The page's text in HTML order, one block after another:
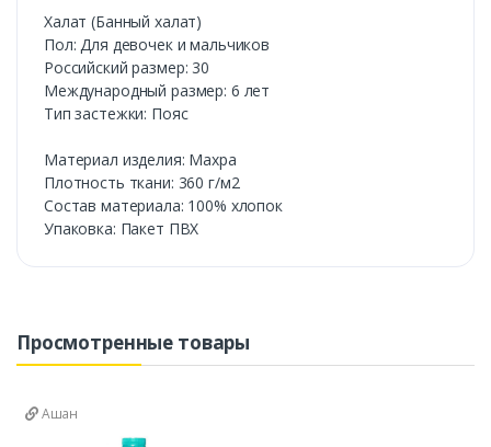
Халат (Банный халат)
Пол: Для девочек и мальчиков
Российский размер: 30
Международный размер: 6 лет
Тип застежки: Пояс
Материал изделия: Махра
Плотность ткани: 360 г/м2
Состав материала: 100% хлопок
Упаковка: Пакет ПВХ
Просмотренные товары
Ашан